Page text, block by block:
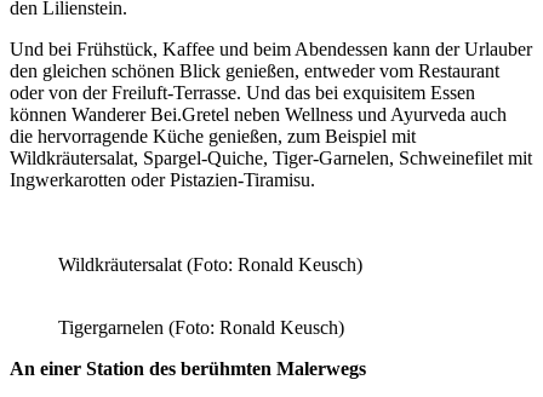
den Lilienstein.
Und bei Frühstück, Kaffee und beim Abendessen kann der Urlauber
den gleichen schönen Blick genießen, entweder vom Restaurant
oder von der Freiluft-Terrasse. Und das bei exquisitem Essen
können Wanderer Bei.Gretel neben Wellness und Ayurveda auch
die hervorragende Küche genießen, zum Beispiel mit
Wildkräutersalat, Spargel-Quiche, Tiger-Garnelen, Schweinefilet mit
Ingwerkarotten oder Pistazien-Tiramisu.
Wildkräutersalat (Foto: Ronald Keusch)
Tigergarnelen (Foto: Ronald Keusch)
An einer Station des berühmten Malerwegs